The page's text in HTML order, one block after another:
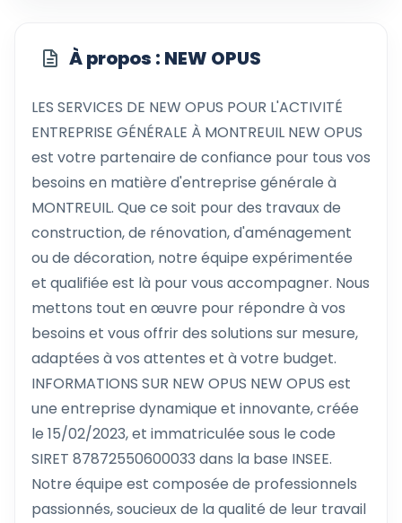
À propos : NEW OPUS
LES SERVICES DE NEW OPUS POUR L'ACTIVITÉ
ENTREPRISE GÉNÉRALE À MONTREUIL NEW OPUS
est votre partenaire de confiance pour tous vos
besoins en matière d'entreprise générale à
MONTREUIL. Que ce soit pour des travaux de
construction, de rénovation, d'aménagement
ou de décoration, notre équipe expérimentée
et qualifiée est là pour vous accompagner. Nous
mettons tout en œuvre pour répondre à vos
besoins et vous offrir des solutions sur mesure,
adaptées à vos attentes et à votre budget.
INFORMATIONS SUR NEW OPUS NEW OPUS est
une entreprise dynamique et innovante, créée
le 15/02/2023, et immatriculée sous le code
SIRET 87872550600033 dans la base INSEE.
Notre équipe est composée de professionnels
passionnés, soucieux de la qualité de leur travail